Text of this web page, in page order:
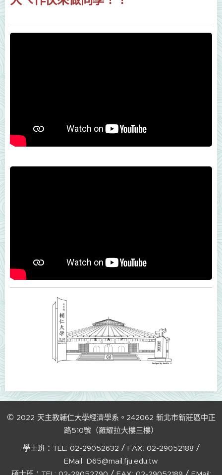
© 2022 天主教輔仁大學經濟學系。242062 新北市新莊區中正
路510號（羅耀拉大樓三樓）
學士班：TEL: 02-29052632 / FAX: 02-29052188 /
EMail: D65@mail.fju.edu.tw